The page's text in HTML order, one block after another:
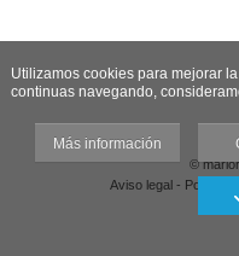
Utilizamos cookies para mejorar
continuas navegando,
Más información
©
Aviso legal - Política